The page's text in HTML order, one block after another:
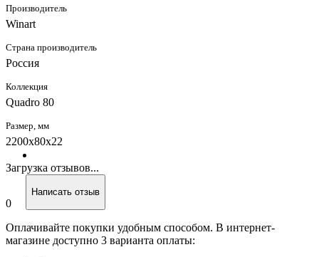
Производитель
Winart
Страна производитель
Россия
Коллекция
Quadro 80
Размер, мм
2200x80x22
Загрузка отзывов...
0
Написать отзыв
Оплачивайте покупки удобным способом. В интернет-
магазине доступно 3 варианта оплаты: